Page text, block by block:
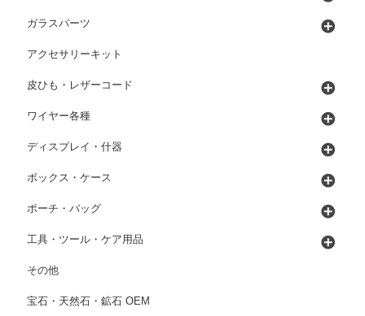
ガラスパーツ
アクセサリーキット
皮ひも・レザーコード
ワイヤー各種
ディスプレイ・什器
ボックス・ケース
ポーチ・バッグ
工具・ツール・ケア用品
その他
宝石・天然石・鉱石 OEM